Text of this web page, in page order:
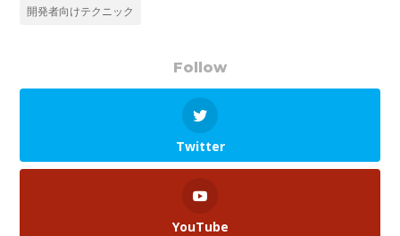
開発者向けテクニック
Follow
Twitter
YouTube